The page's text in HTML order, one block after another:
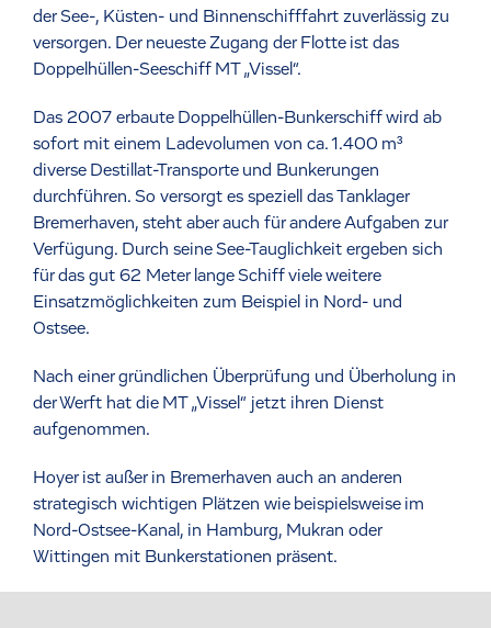
der See-, Küsten- und Binnenschifffahrt zuverlässig zu
versorgen. Der neueste Zugang der Flotte ist das
Doppelhüllen-Seeschiff MT „Vissel“.
Das 2007 erbaute Doppelhüllen-Bunkerschiff wird ab
sofort mit einem Ladevolumen von ca. 1.400 m³
diverse Destillat-Transporte und Bunkerungen
durchführen. So versorgt es speziell das Tanklager
Bremerhaven, steht aber auch für andere Aufgaben zur
Verfügung. Durch seine See-Tauglichkeit ergeben sich
für das gut 62 Meter lange Schiff viele weitere
Einsatzmöglichkeiten zum Beispiel in Nord- und
Ostsee.
Nach einer gründlichen Überprüfung und Überholung in
der Werft hat die MT „Vissel“ jetzt ihren Dienst
aufgenommen.
Hoyer ist außer in Bremerhaven auch an anderen
strategisch wichtigen Plätzen wie beispielsweise im
Nord-Ostsee-Kanal, in Hamburg, Mukran oder
Wittingen mit Bunkerstationen präsent.